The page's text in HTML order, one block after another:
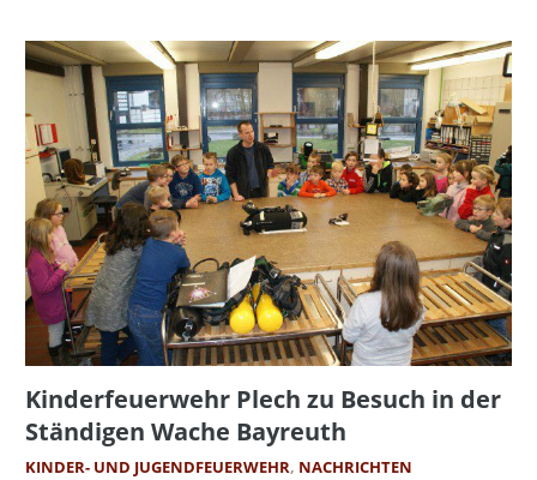
Kinderfeuerwehr Plech zu Besuch in der
Ständigen Wache Bayreuth
KINDER- UND JUGENDFEUERWEHR, NACHRICHTEN